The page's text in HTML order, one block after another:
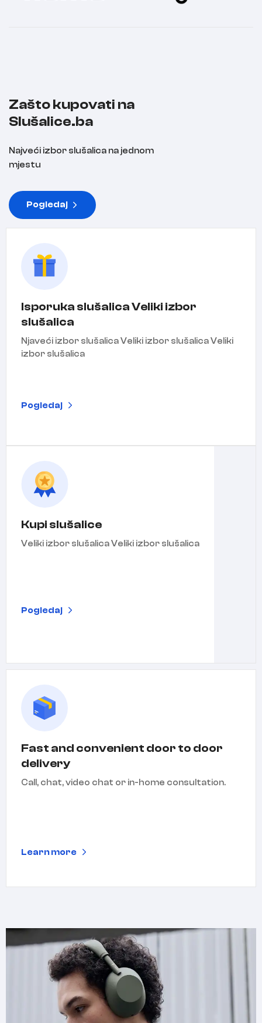
Zašto kupovati na
Slušalice.ba
Najveći izbor slušalica na jednom
mjestu
Pogledaj
Isporuka slušalica Veliki izbor
slušalica
Njaveći izbor slušalica Veliki izbor slušalica Veliki
izbor slušalica
Pogledaj
Kupi slušalice
Veliki izbor slušalica Veliki izbor slušalica
Pogledaj
Fast and convenient door to door
delivery
Call, chat, video chat or in-home consultation.
Learn more